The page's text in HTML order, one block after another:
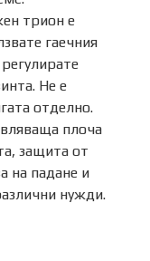
трион е
гаечния
Не е
отделно.
плоча
защита от
на падане и
нужди.